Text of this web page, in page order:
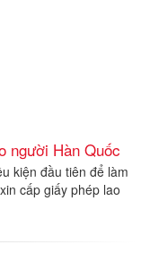
người Hàn Quốc
kiện đầu tiên để làm
cấp giấy phép lao